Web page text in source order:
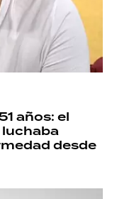
años: el
desde